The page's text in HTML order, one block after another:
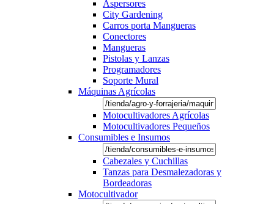
Aspersores
City Gardening
Carros porta Mangueras
Conectores
Mangueras
Pistolas y Lanzas
Programadores
Soporte Mural
Máquinas Agrícolas
Motocultivadores Agrícolas
Motocultivadores Pequeños
Consumibles e Insumos
Cabezales y Cuchillas
Tanzas para Desmalezadoras y
Bordeadoras
Motocultivador